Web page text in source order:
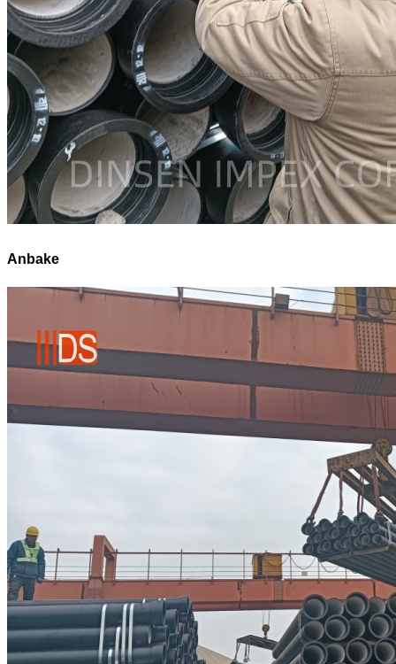
Anbake